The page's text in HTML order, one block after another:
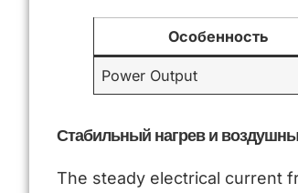
Особенность
Power Output
Стабильный нагрев и
The steady electrical current